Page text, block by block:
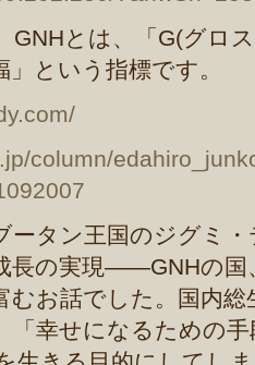
とは、「G(グロ
という指標です。
column/
タン王国のジグミ・
長の実現――GNHの
むお話でした。国内
「幸せになるための